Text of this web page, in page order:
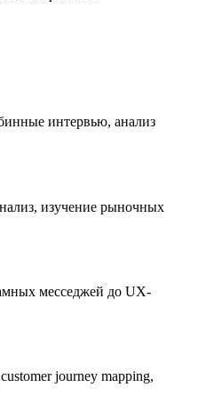
интервью, анализ
изучение рыночных
месседжей до UX-
journey mapping,